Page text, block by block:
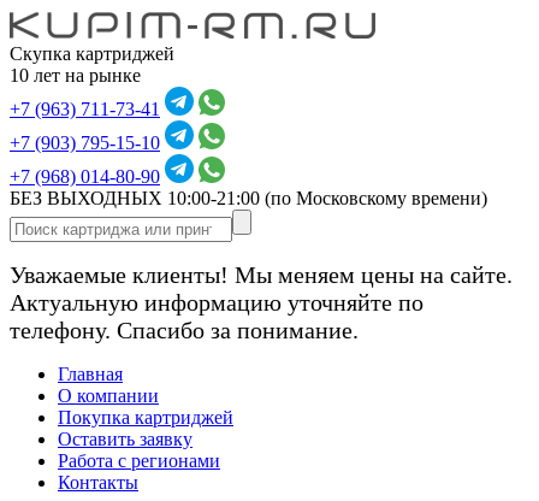
Скупка картриджей
10 лет на рынке
+7 (963) 711-73-41
+7 (903) 795-15-10
+7 (968) 014-80-90
БЕЗ ВЫХОДНЫХ 10:00-21:00 (по Московскому времени)
Уважаемые клиенты! Мы меняем цены на сайте.
Актуальную информацию уточняйте по
телефону. Спасибо за понимание.
Главная
О компании
Покупка картриджей
Оставить заявку
Работа с регионами
Контакты